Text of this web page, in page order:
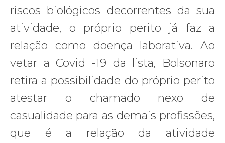
riscos biológicos decorrentes da sua
atividade, o próprio perito já faz a
relação como doença laborativa. Ao
vetar a Covid -19 da lista, Bolsonaro
retira a possibilidade do próprio perito
atestar o chamado nexo de
casualidade para as demais profissões,
que é a relação da atividade